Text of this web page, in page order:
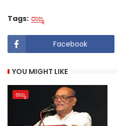
Tags: ರಾಜ್ಯ
Facebook
YOU MIGHT LIKE
ರಾಜ್ಯ